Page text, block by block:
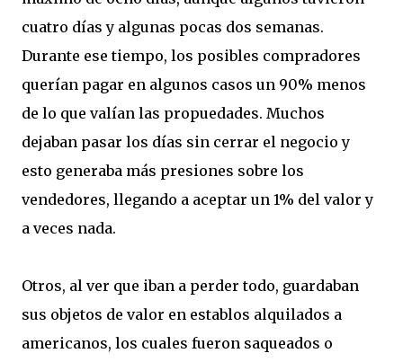
cuatro días y algunas pocas dos semanas.
Durante ese tiempo, los posibles compradores
querían pagar en algunos casos un 90% menos
de lo que valían las propuedades. Muchos
dejaban pasar los días sin cerrar el negocio y
esto generaba más presiones sobre los
vendedores, llegando a aceptar un 1% del valor y
a veces nada.
Otros, al ver que iban a perder todo, guardaban
sus objetos de valor en establos alquilados a
americanos, los cuales fueron saqueados o